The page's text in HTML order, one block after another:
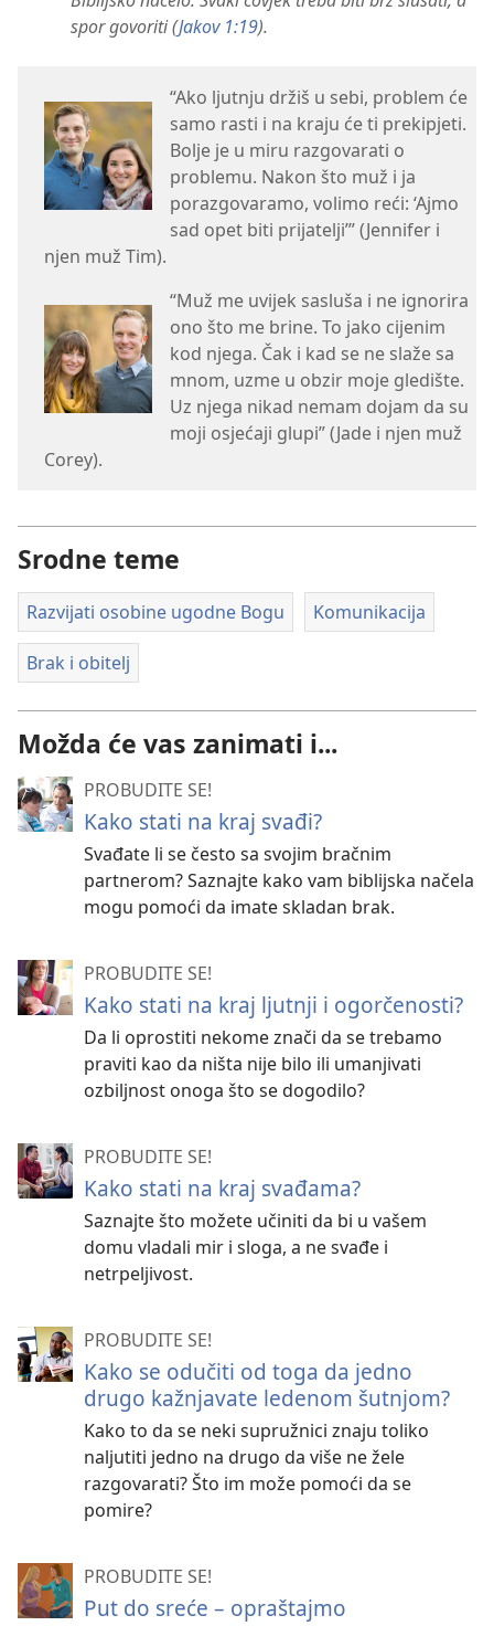
spor govoriti (Jakov 1:19).
“Ako ljutnju držiš u sebi, problem će
samo rasti i na kraju će ti prekipjeti.
Bolje je u miru razgovarati o
problemu. Nakon što muž i ja
porazgovaramo, volimo reći: ‘Ajmo
sad opet biti prijatelji’” (Jennifer i
njen muž Tim).
“Muž me uvijek sasluša i ne ignorira
ono što me brine. To jako cijenim
kod njega. Čak i kad se ne slaže sa
mnom, uzme u obzir moje gledište.
Uz njega nikad nemam dojam da su
moji osjećaji glupi” (Jade i njen muž
Corey).
Srodne teme
Razvijati osobine ugodne Bogu Komunikacija
Brak i obitelj
Možda će vas zanimati i...
PROBUDITE SE!
Kako stati na kraj svađi?
Svađate li se često sa svojim bračnim
partnerom? Saznajte kako vam biblijska načela
mogu pomoći da imate skladan brak.
PROBUDITE SE!
Kako stati na kraj ljutnji i ogorčenosti?
Da li oprostiti nekome znači da se trebamo
praviti kao da ništa nije bilo ili umanjivati
ozbiljnost onoga što se dogodilo?
PROBUDITE SE!
Kako stati na kraj svađama?
Saznajte što možete učiniti da bi u vašem
domu vladali mir i sloga, a ne svađe i
netrpeljivost.
PROBUDITE SE!
Kako se odučiti od toga da jedno
drugo kažnjavate ledenom šutnjom?
Kako to da se neki supružnici znaju toliko
naljutiti jedno na drugo da više ne žele
razgovarati? Što im može pomoći da se
pomire?
PROBUDITE SE!
Put do sreće – opraštajmo